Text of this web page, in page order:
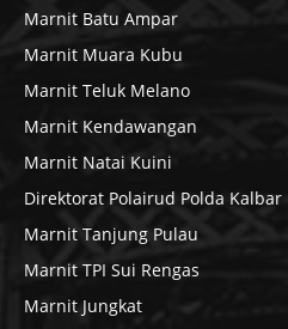
Marnit Batu Ampar
Marnit Muara Kubu
Marnit Teluk Melano
Marnit Kendawangan
Marnit Natai Kuini
Direktorat Polairud Polda Kalbar
Marnit Tanjung Pulau
Marnit TPI Sui Rengas
Marnit Jungkat